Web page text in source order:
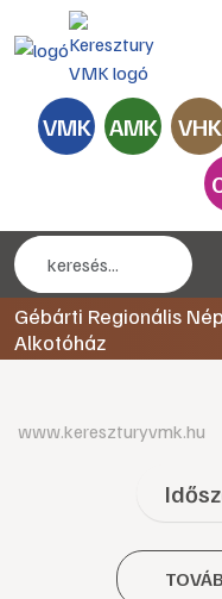
VMK AMK VHK
Gébárti Regionális
Alkotóház
www.kereszturyvmk.hu